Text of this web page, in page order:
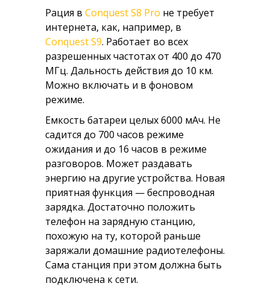
Рация в Conquest S8 Pro не требует
интернета, как, например, в
Conquest S9. Работает во всех
разрешенных частотах от 400 до 470
МГц. Дальность действия до 10 км.
Можно включать и в фоновом
режиме.
Емкость батареи целых 6000 мАч. Не
садится до 700 часов режиме
ожидания и до 16 часов в режиме
разговоров. Может раздавать
энергию на другие устройства. Новая
приятная функция — беспроводная
зарядка. Достаточно положить
телефон на зарядную станцию,
похожую на ту, которой раньше
заряжали домашние радиотелефоны.
Сама станция при этом должна быть
подключена к сети.